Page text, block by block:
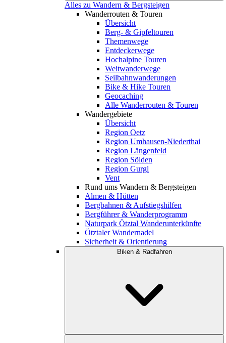
Alles zu Wandern & Bergsteigen
Wanderrouten & Touren
Übersicht
Berg- & Gipfeltouren
Themenwege
Entdeckerwege
Hochalpine Touren
Weitwanderwege
Seilbahnwanderungen
Bike & Hike Touren
Geocaching
Alle Wanderrouten & Touren
Wandergebiete
Übersicht
Region Oetz
Region Umhausen-Niederthai
Region Längenfeld
Region Sölden
Region Gurgl
Vent
Rund ums Wandern & Bergsteigen
Almen & Hütten
Bergbahnen & Aufstiegshilfen
Bergführer & Wanderprogramm
Naturpark Ötztal Wanderunterkünfte
Ötztaler Wandernadel
Sicherheit & Orientierung
Biken & Radfahren